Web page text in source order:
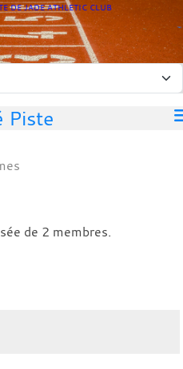
DE JADE ATHLETIC CLUB
Piste
de 2 membres.